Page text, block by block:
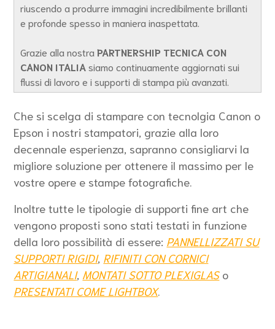
riuscendo a produrre immagini incredibilmente brillanti
e profonde spesso in maniera inaspettata.
Grazie alla nostraPARTNERSHIP TECNICA CON
CANON ITALIA siamo continuamente aggiornati sui
flussi di lavoro e i supporti di stampa più avanzati.
Che si scelga di stampare con tecnolgia Canon o
Epson i nostri stampatori, grazie alla loro
decennale esperienza, sapranno consigliarvi la
migliore soluzione per ottenere il massimo per le
vostre opere e stampe fotografiche.
Inoltre tutte le tipologie di supporti fine art che
vengono proposti sono stati testati in funzione
della loro possibilità di essere: PANNELLIZZATI SU
SUPPORTI RIGIDI, RIFINITI CON CORNICI
ARTIGIANALI, MONTATI SOTTO PLEXIGLASo
PRESENTATI COME LIGHTBOX.